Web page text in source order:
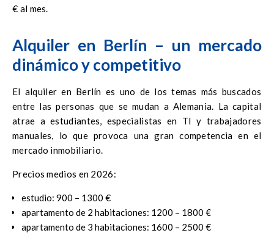
€ al mes.
Alquiler en Berlín – un mercado
dinámico y competitivo
El alquiler en Berlín es uno de los temas más buscados
entre las personas que se mudan a Alemania. La capital
atrae a estudiantes, especialistas en TI y trabajadores
manuales, lo que provoca una gran competencia en el
mercado inmobiliario.
Precios medios en 2026:
estudio: 900 – 1300 €
apartamento de 2 habitaciones: 1200 – 1800 €
apartamento de 3 habitaciones: 1600 – 2500 €